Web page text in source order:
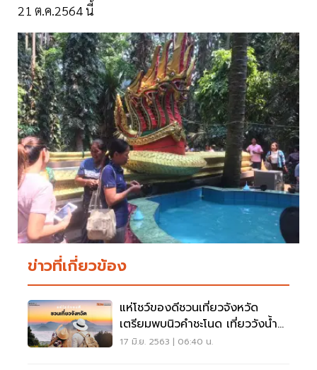
21 ต.ค.2564 นี้
ข่าวที่เกี่ยวข้อง
แห่โชว์ของดีชวนเที่ยวจังหวัด
เตรียมพบนิวคำชะโนด เที่ยววังน้ำ
เขียวคืนกำไร
17 มิ.ย. 2563 | 06:40 น.